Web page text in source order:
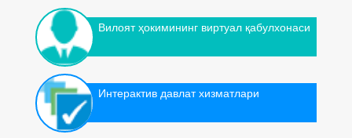
Вилоят ҳокимининг виртуал қабулхонаси
Интерактив давлат хизматлари